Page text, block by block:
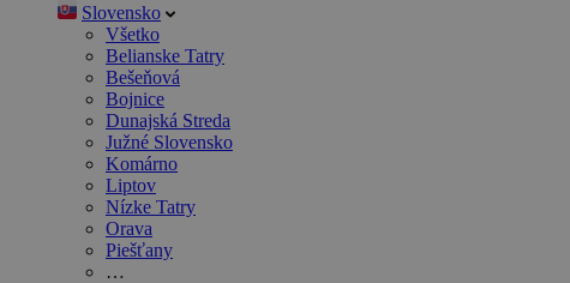
Slovensko
Všetko
Belianske Tatry
Bešeňová
Bojnice
Dunajská Streda
Južné Slovensko
Komárno
Liptov
Nízke Tatry
Orava
Piešťany
…